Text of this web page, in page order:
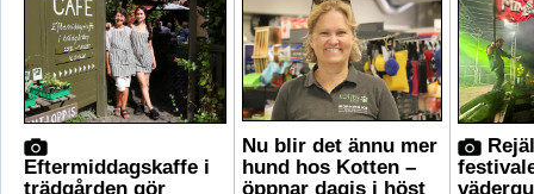
Eftermiddagskaffe i
trädgården gör
Nu blir det ännu mer
hund hos Kotten –
öppnar dagis i höst